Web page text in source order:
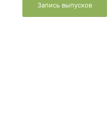
Запись выпусков